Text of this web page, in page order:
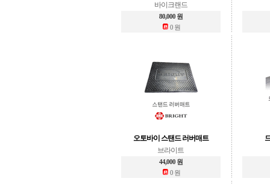
바이크랜드
80,000 원
0 원
오토바이 스탠드 러버매트
브라이트
44,000 원
0 원